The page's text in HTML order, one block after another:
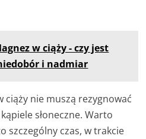
w ciąży - czy jest
i nadmiar
ciąży nie muszą rezygnować
słoneczne. Warto
szczególny czas, w trakcie